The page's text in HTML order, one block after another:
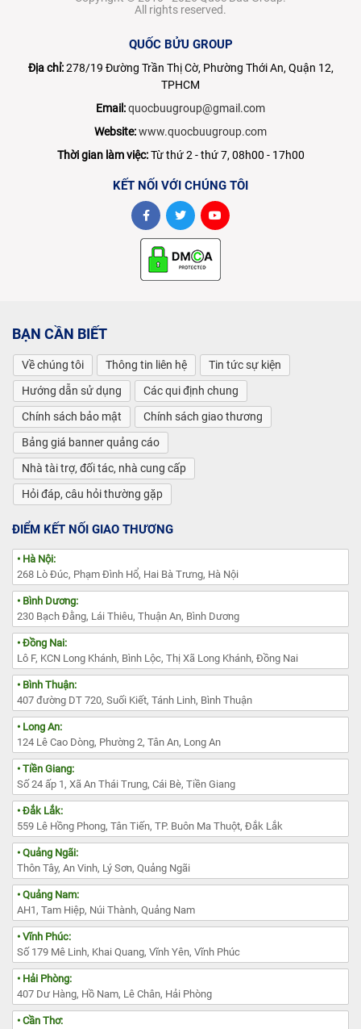
All rights reserved.
QUỐC BỬU GROUP
Địa chỉ:278/19 Đường Trần Thị Cờ, Phường Thới An, Quận 12,
TPHCM
Email:quocbuugroup@gmail.com
Website:www.quocbuugroup.com
Thời gian làm việc:Từ thứ 2 - thứ 7, 08h00 - 17h00
KẾT NỐI VỚI CHÚNG TÔI
BẠN CẦN BIẾT
Về chúng tôi Thông tin liên hệ
Tin tức sự kiện
Hướng dẫn sử dụng
Các qui định chung
Chính sách bảo mật
Chính sách giao thương
Bảng giá banner quảng cáo
Nhà tài trợ, đối tác, nhà cung cấp
Hỏi đáp, câu hỏi thường gặp
ĐIỂM KẾT NỐI GIAO THƯƠNG
• Hà Nội:
268 Lò Đúc, Phạm Đình Hổ, Hai Bà Trưng, Hà Nội
• Bình Dương:
230 Bạch Đằng, Lái Thiêu, Thuận An, Bình Dương
• Đồng Nai:
Lô F, KCN Long Khánh, Bình Lộc, Thị Xã Long Khánh, Đồng Nai
• Bình Thuận:
407 đường DT 720, Suối Kiết, Tánh Linh, Bình Thuận
• Long An:
124 Lê Cao Dòng, Phường 2, Tân An, Long An
• Tiền Giang:
Số 24 ấp 1, Xã An Thái Trung, Cái Bè, Tiền Giang
• Đắk Lắk:
559 Lê Hồng Phong, Tân Tiến, TP. Buôn Ma Thuột, Đắk Lắk
• Quảng Ngãi:
Thôn Tây, An Vinh, Lý Sơn, Quảng Ngãi
• Quảng Nam:
AH1, Tam Hiệp, Núi Thành, Quảng Nam
• Vĩnh Phúc:
Số 179 Mê Linh, Khai Quang, Vĩnh Yên, Vĩnh Phúc
• Hải Phòng:
407 Dư Hàng, Hồ Nam, Lê Chân, Hải Phòng
• Cần Thơ: